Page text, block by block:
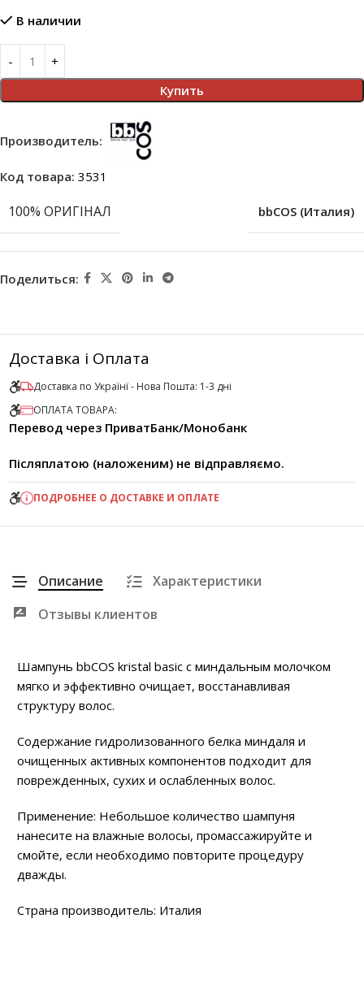
В наличии
Купить
Производитель:
Код товара: 3531
100% ОРИГІНАЛ bbCOS (Италия)
Поделиться:
Доставка і Оплата
Доставка по Українї - Нова Пошта: 1-3 дні
ОПЛАТА ТОВАРА:
Перевод через ПриватБанк/Монобанк
Післяплатою (наложеним) не відправляємо.
ПОДРОБНЕЕ О ДОСТАВКЕ И ОПЛАТЕ
Описание
Характеристики
Отзывы клиентов
Шампунь bbCOS kristal basic c миндальным молочком
мягко и эффективно очищает, восстанавливая
структуру волос.
Содержание гидролизованного белка миндаля и
очищенных активных компонентов подходит для
поврежденных, сухих и ослабленных волос.
Применение: Небольшое количество шампуня
нанесите на влажные волосы, промассажируйте и
смойте, если необходимо повторите процедуру
дважды.
Cтрана производитель: Италия